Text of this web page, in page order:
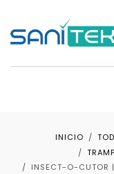
INICIO
INSECT-O-CUTOR |